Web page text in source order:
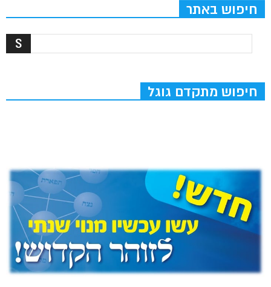
חיפוש באתר
חיפוש מתקדם גוגל